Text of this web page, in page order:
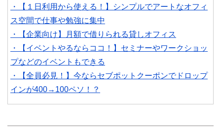
・【１日利用から使える！】シンプルでアートなオフィ
ス空間で仕事や勉強に集中
・【企業向け】月額で借りられる貸しオフィス
・【イベントやるならココ！】セミナーやワークショッ
プなどのイベントもできる
・【全員必見！】今ならセブポットクーポンでドロップ
インが400→100ペソ！？